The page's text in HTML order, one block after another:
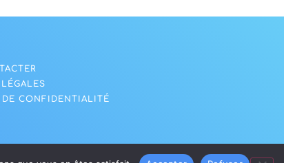
CONFIDENTIALITÉ